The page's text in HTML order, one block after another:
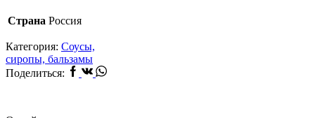
Страна Россия
Категория: Соусы,
сиропы, бальзамы
Поделиться: Facebook
Vk Whatsapp